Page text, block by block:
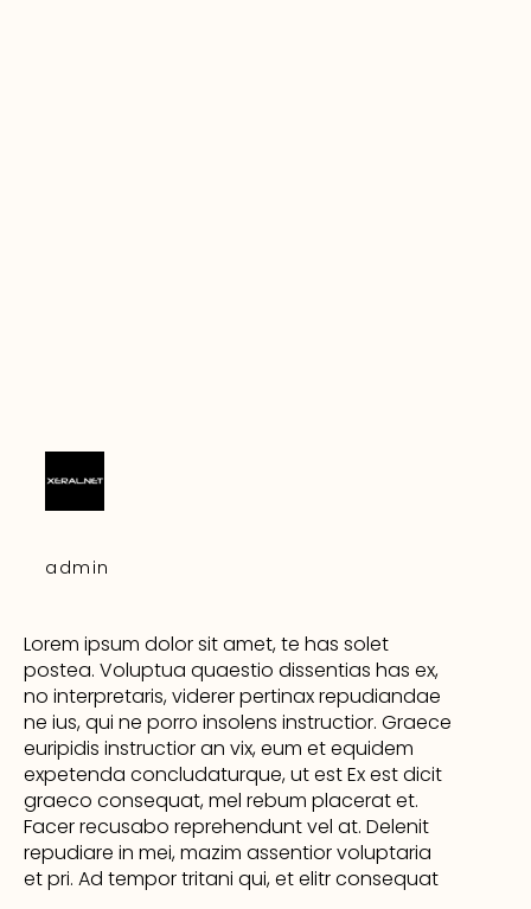
admin
Lorem ipsum dolor sit amet, te has solet
postea. Voluptua quaestio dissentias has ex,
no interpretaris, viderer pertinax repudiandae
ne ius, qui ne porro insolens instructior. Graece
euripidis instructior an vix, eum et equidem
expetenda concludaturque, ut est Ex est dicit
graeco consequat, mel rebum placerat et.
Facer recusabo reprehendunt vel at. Delenit
repudiare in mei, mazim assentior voluptaria
et pri. Ad tempor tritani qui, et elitr consequat